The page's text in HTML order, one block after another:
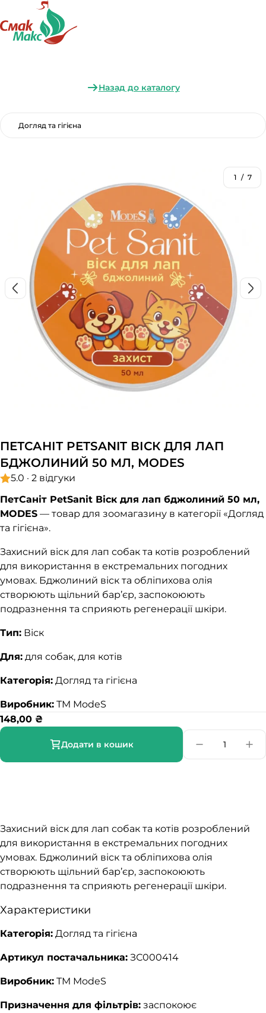
Назад до каталогу
Догляд та гігієна
1 / 7
ПЕТСАНІТ PETSANIT ВІСК ДЛЯ ЛАП
БДЖОЛИНИЙ 50 МЛ, MODES
5.0 · 2 відгуки
ПетСаніт PetSanit Віск для лап бджолиний 50 мл,
MODES — товар для зоомагазину в категорії «Догляд
та гігієна».
Захисний віск для лап собак та котів розроблений
для використання в екстремальних погодних
умовах. Бджолиний віск та обліпихова олія
створюють щільний бар’єр, заспокоюють
подразнення та сприяють регенерації шкіри.
Тип: Віск
Для: для собак, для котів
Категорія: Догляд та гігієна
Виробник: TM ModeS
148,00 ₴
Додати в кошик
Захисний віск для лап собак та котів розроблений
для використання в екстремальних погодних
умовах. Бджолиний віск та обліпихова олія
створюють щільний бар’єр, заспокоюють
подразнення та сприяють регенерації шкіри.
Характеристики
Категорія: Догляд та гігієна
Артикул постачальника: ЗС000414
Виробник: TM ModeS
Призначення для фільтрів: заспокоює